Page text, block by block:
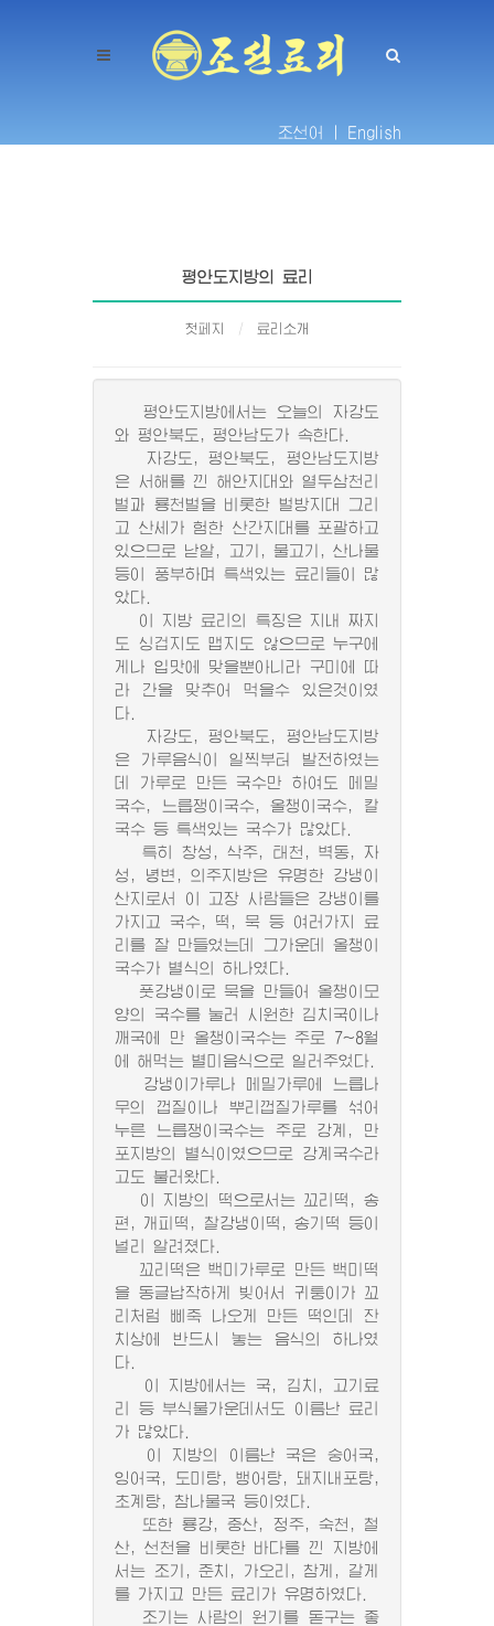
조선어 | English
평안도지방의 료리
첫페지 료리소개
평안도지방에서는 오늘의 자강도
와 평안북도, 평안남도가 속한다.
자강도, 평안북도, 평안남도지방
은 서해를 낀 해안지대와 열두삼천리
벌과 룡천벌을 비롯한 벌방지대 그리
고 산세가 험한 산간지대를 포괄하고
있으므로 낟알, 고기, 물고기, 산나물
등이 풍부하며 특색있는 료리들이 많
았다.
이 지방 료리의 특징은 지내 짜지
도 싱겁지도 맵지도 않으므로 누구에
게나 입맛에 맞을뿐아니라 구미에 따
라 간을 맞추어 먹을수 있은것이였
다.
자강도, 평안북도, 평안남도지방
은 가루음식이 일찍부터 발전하였는
데 가루로 만든 국수만 하여도 메밀
국수, 느릅쟁이국수, 올챙이국수, 칼
국수 등 특색있는 국수가 많았다.
특히 창성, 삭주, 태천, 벽동, 자
성, 녕변, 의주지방은 유명한 강냉이
산지로서 이 고장 사람들은 강냉이를
가지고 국수, 떡, 묵 등 여러가지 료
리를 잘 만들었는데 그가운데 올챙이
국수가 별식의 하나였다.
풋강냉이로 묵을 만들어 올챙이모
양의 국수를 눌러 시원한 김치국이나
깨국에 만 올챙이국수는 주로 7~8월
에 해먹는 별미음식으로 일러주었다.
강냉이가루나 메밀가루에 느릅나
무의 껍질이나 뿌리껍질가루를 섞어
누른 느릅쟁이국수는 주로 강계, 만
포지방의 별식이였으므로 강계국수라
고도 불러왔다.
이 지방의 떡으로서는 꼬리떡, 송
편, 개피떡, 찰강냉이떡, 송기떡 등이
널리 알려졌다.
꼬리떡은 백미가루로 만든 백미떡
을 동글납작하게 빚어서 귀퉁이가 꼬
리처럼 삐죽 나오게 만든 떡인데 잔
치상에 반드시 놓는 음식의 하나였
다.
이 지방에서는 국, 김치, 고기료
리 등 부식물가운데서도 이름난 료리
가 많았다.
이 지방의 이름난 국은 숭어국,
잉어국, 도미탕, 뱅어탕, 돼지내포탕,
초계탕, 참나물국 등이였다.
또한 룡강, 중산, 정주, 숙천, 철
산, 선천을 비롯한 바다를 낀 지방에
서는 조기, 준치, 가오리, 참게, 갈게
를 가지고 만든 료리가 유명하였다.
조기는 사람의 원기를 돋구는 좋